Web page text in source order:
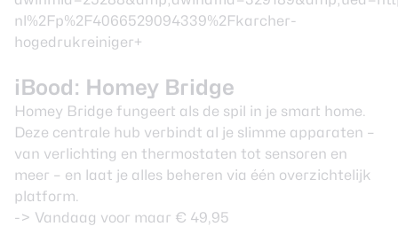
iBood: Homey Bridge
Homey Bridge fungeert als de spil in je smart home.
Deze centrale hub verbindt al je slimme apparaten –
van verlichting en thermostaten tot sensoren en
meer – en laat je alles beheren via één overzichtelijk
platform.
-> Vandaag voor maar € 49,95